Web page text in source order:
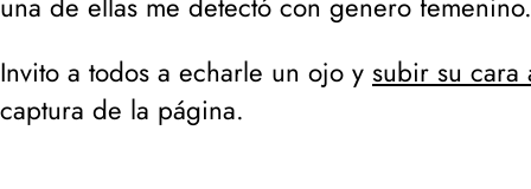
Invito a todos a echarle un ojo y subir su cara
captura de la página.